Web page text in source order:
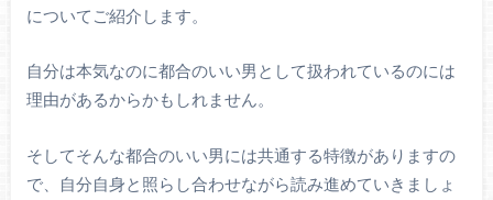
についてご紹介します。
自分は本気なのに都合のいい男として扱われているのには
理由があるからかもしれません。
そしてそんな都合のいい男には共通する特徴がありますの
で、自分自身と照らし合わせながら読み進めていきましょ